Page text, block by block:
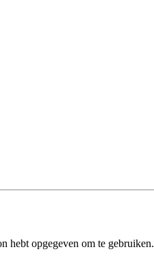
hebt opgegeven om te gebruiken.